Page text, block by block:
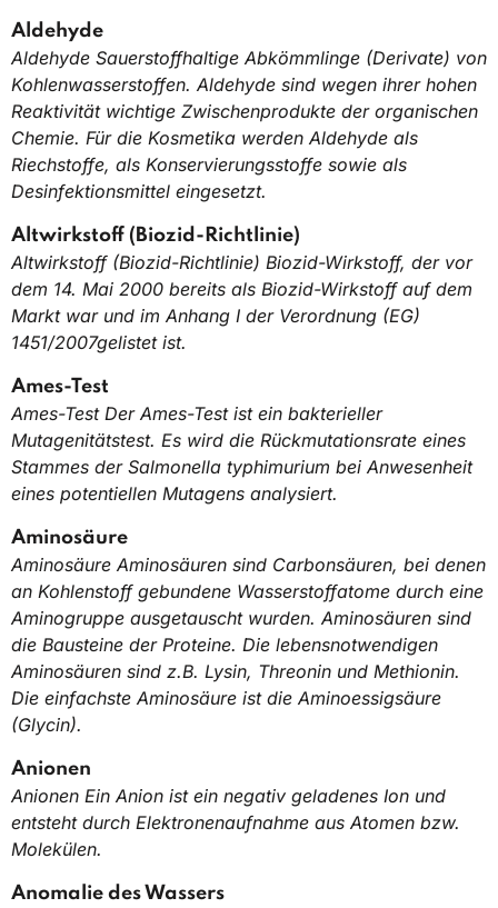
Aldehyde
Aldehyde Sauerstoffhaltige Abkömmlinge (Derivate) von
Kohlenwasserstoffen. Aldehyde sind wegen ihrer hohen
Reaktivität wichtige Zwischenprodukte der organischen
Chemie. Für die Kosmetika werden Aldehyde als
Riechstoffe, als Konservierungsstoffe sowie als
Desinfektionsmittel eingesetzt.
Altwirkstoff (Biozid-Richtlinie)
Altwirkstoff (Biozid-Richtlinie) Biozid-Wirkstoff, der vor
dem 14. Mai 2000 bereits als Biozid-Wirkstoff auf dem
Markt war und im Anhang I der Verordnung (EG)
1451/2007gelistet ist.
Ames-Test
Ames-Test Der Ames-Test ist ein bakterieller
Mutagenitätstest. Es wird die Rückmutationsrate eines
Stammes der Salmonella typhimurium bei Anwesenheit
eines potentiellen Mutagens analysiert.
Aminosäure
Aminosäure Aminosäuren sind Carbonsäuren, bei denen
an Kohlenstoff gebundene Wasserstoffatome durch eine
Aminogruppe ausgetauscht wurden. Aminosäuren sind
die Bausteine der Proteine. Die lebensnotwendigen
Aminosäuren sind z.B. Lysin, Threonin und Methionin.
Die einfachste Aminosäure ist die Aminoessigsäure
(Glycin).
Anionen
Anionen Ein Anion ist ein negativ geladenes Ion und
entsteht durch Elektronenaufnahme aus Atomen bzw.
Molekülen.
Anomalie des Wassers